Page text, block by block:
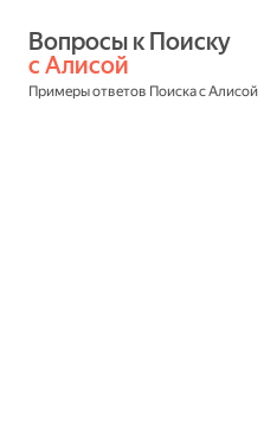
с Алисой
Примеры ответов Поиска с Алисой